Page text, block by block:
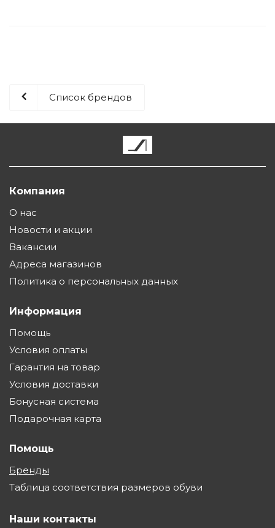
Список брендов
Компания
О нас
Новости и акции
Вакансии
Адреса магазинов
Политика о персональных данных
Информация
Помощь
Условия оплаты
Гарантия на товар
Условия доставки
Бонусная система
Подарочная карта
Помощь
Бренды
Таблица соответствия размеров обуви
Наши контакты